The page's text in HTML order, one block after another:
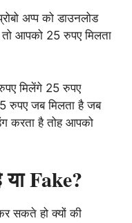
अप्प को डाउनलोड
आपको 25 रुपए मिलता
मिलेंगे 25 रुपए
रुपए जब मिलता है जब
करता है तोह आपको
Fake?
सकते हो क्यों की